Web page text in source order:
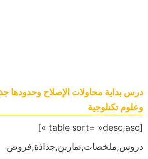
درس بداية محاولات الإصلاح وحدودها
وعلوم تكنلوجية
[table sort= »desc,asc »]
دروس,ملخصات,تمارين,جذاذة,فروض